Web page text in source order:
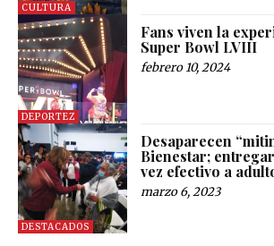
CULTURA
DEPORTEZ
Fans viven la
Super Bowl LVIII
febrero 10, 2024
DESTACADOS
Desaparecen
Bienestar;
vez efectivo a
marzo 6, 2023